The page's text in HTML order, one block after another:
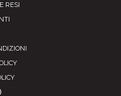
RESI